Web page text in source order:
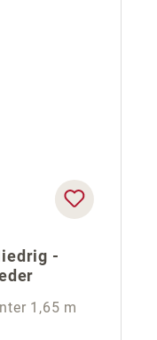
-
1,65 m